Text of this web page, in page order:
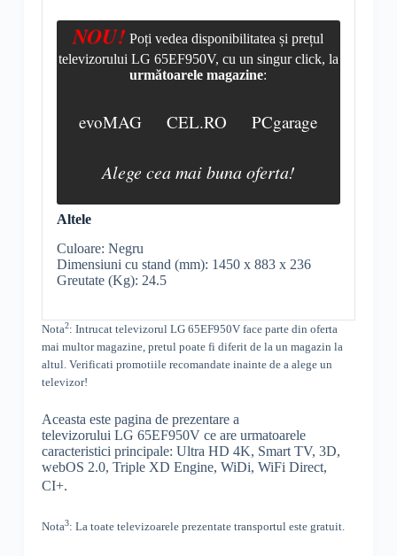
NOU! Poți vedea disponibilitatea și prețul
televizorului LG 65EF950V, cu un singur click, la
următoarele magazine:
evoMAG CEL.RO PCgarage
Alege cea mai buna oferta!
Altele
Culoare: Negru
Dimensiuni cu stand (mm): 1450 x 883 x 236
Greutate (Kg): 24.5
Nota2: Intrucat televizorul LG 65EF950V face parte din oferta
mai multor magazine, pretul poate fi diferit de la un magazin la
altul . Verificati promotiile recomandate inainte de a alege un
televizor!
Aceasta este pagina de prezentare a
televizorului LG 65EF950V ce are urmatoarele
caracteristici principale: Ultra HD 4K, Smart TV, 3D,
webOS 2.0, Triple XD Engine, WiDi, WiFi Direct,
CI+.
Nota3: La toate televizoarele prezentate transportul este gratuit.